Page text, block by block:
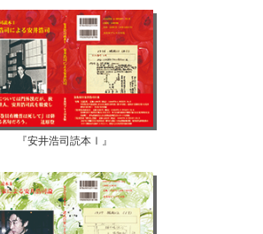
『安井浩司読本Ⅰ』